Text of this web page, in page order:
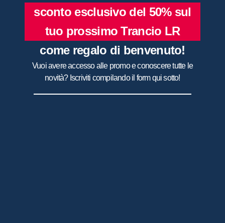
sconto esclusivo del 50% sul
tuo prossimo Trancio LR
come regalo di benvenuto!
Vuoi avere accesso alle promo e conoscere tutte le
novità? Iscriviti compilando il form qui sotto!